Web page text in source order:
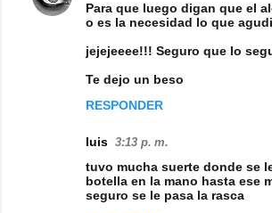
Para que luego digan que el
o es la necesidad lo que
jejejeeee!!! Seguro que lo
Te dejo un beso
RESPONDER
luis 3:13 p. m.
tuvo mucha suerte donde se
botella en la mano hasta ese
seguro se le pasa la rasca